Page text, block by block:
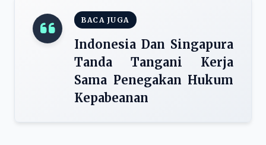
BACA JUGA
Indonesia Dan Singapura
Tanda Tangani Kerja
Sama Penegakan Hukum
Kepabeanan